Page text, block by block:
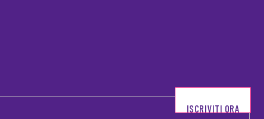
ISCRIVITI ORA